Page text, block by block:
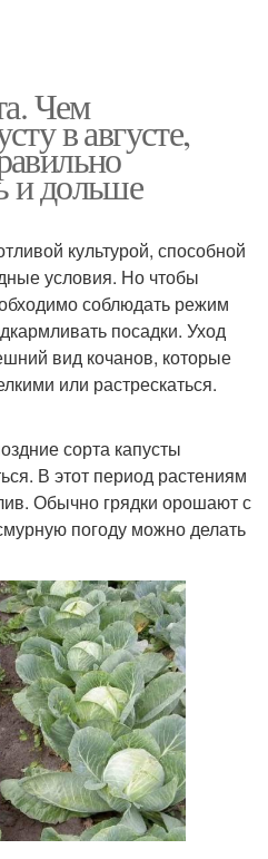
Чем
в августе,
и дольше
культурой, способной
условия. Но чтобы
соблюдать режим
посадки. Уход
вид кочанов, которые
или растрескаться.
сорта капусты
В этот период растениям
Обычно грядки орошают с
погоду можно делать